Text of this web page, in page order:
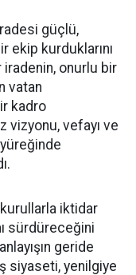
güçlü,
ekip kurduklarını
iradenin, onurlu bir
vatan
kadro
vizyonu, vefayı ve
kurullarla iktidar
sürdüreceğini
geride
siyaseti, yenilgiye